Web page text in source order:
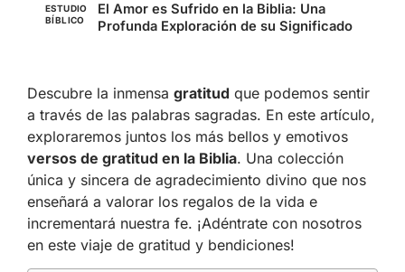
ESTUDIO
BÍBLICO
El Amor es Sufrido en la Biblia: Una
Profunda Exploración de su Significado
Descubre la inmensa gratitud que podemos sentir
a través de las palabras sagradas. En este artículo,
exploraremos juntos los más bellos y emotivos
versos de gratitud en la Biblia. Una colección
única y sincera de agradecimiento divino que nos
enseñará a valorar los regalos de la vida e
incrementará nuestra fe. ¡Adéntrate con nosotros
en este viaje de gratitud y bendiciones!